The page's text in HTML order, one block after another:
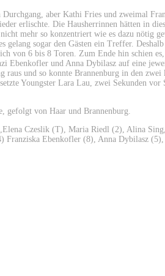
aber Kathi Fries und zweimal
erlischte. Die Hausherrinnen hätten in
mehr so konzentriert wie es dazu nötig
gelang sogar den Gästen ein Treffer.
von 6 bis 8 Toren. Zum Ende hin schien es,
Ebenkofler und Anna Dybilasz auf eine
raus und so konnte Brannenburg in den
setzte Youngster Lara Lau, zwei Sekunden
gefolgt von Haar und Brannenburg.
Czeslik (T), Maria Riedl (2), Alina
Franziska Ebenkofler (8), Anna Dybilasz